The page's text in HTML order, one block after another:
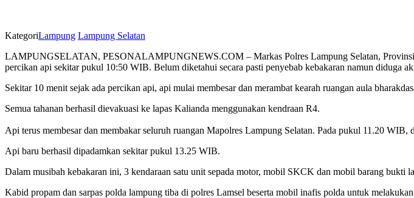
KategoriLampung Lampung Selatan
LAMPUNGSELATAN, PESONALAMPUNGNEWS.COM – Markas Polres Lampung Selatan, Provinsi
percikan api sekitar pukul 10:50 WIB. Belum diketahui secara pasti penyebab kebakaran namun diduga
Sekitar 10 menit sejak ada percikan api, api mulai membesar dan merambat kearah ruangan aula
Semua tahanan berhasil dievakuasi ke lapas Kalianda menggunakan kendraan R4.
Api terus membesar dan membakar seluruh ruangan Mapolres Lampung Selatan. Pada pukul 11.20
Api baru berhasil dipadamkan sekitar pukul 13.25 WIB.
Dalam musibah kebakaran ini, 3 kendaraan satu unit sepada motor, mobil SKCK dan mobil barang bukti
Kabid propam dan sarpas polda lampung tiba di polres Lamsel beserta mobil inafis polda untuk